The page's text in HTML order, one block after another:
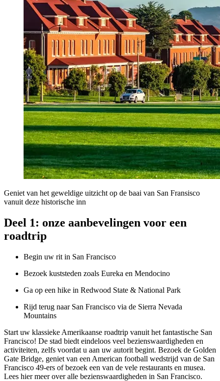
Geniet van het geweldige uitzicht op de baai van San Fransisco
vanuit deze historische inn
Deel 1: onze aanbevelingen voor een
roadtrip
Begin uw rit in San Francisco
Bezoek kuststeden zoals Eureka en Mendocino
Ga op een hike in Redwood State & National Park
Rijd terug naar San Francisco via de Sierra Nevada
Mountains
Start uw klassieke Amerikaanse roadtrip vanuit het fantastische San
Francisco! De stad biedt eindeloos veel bezienswaardigheden en
activiteiten, zelfs voordat u aan uw autorit begint. Bezoek de Golden
Gate Bridge, geniet van een American football wedstrijd van de San
Francisco 49-ers of bezoek een van de vele restaurants en musea.
Lees hier meer over alle bezienswaardigheden in San Francisco.